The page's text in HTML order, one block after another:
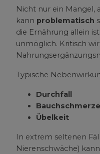
Nicht nur ein Mangel,
kann problematisch
die Ernährung allein
unmöglich. Kritisch
Typische
Durchfall
Übelkeit
In extrem seltenen
Nierenschwäche)